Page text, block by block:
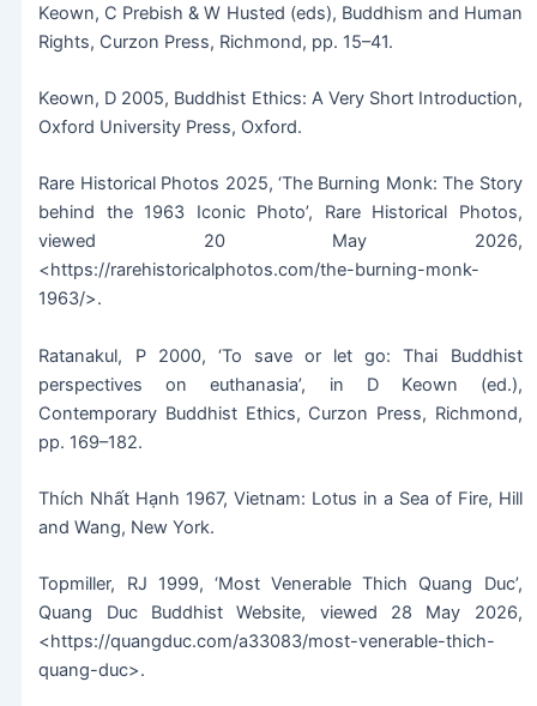
Keown, C Prebish & W Husted (eds), Buddhism and Human
Rights, Curzon Press, Richmond, pp. 15–41.
Keown, D 2005, Buddhist Ethics: A Very Short Introduction,
Oxford University Press, Oxford.
Rare Historical Photos 2025, ‘The Burning Monk: The Story
behind the 1963 Iconic Photo’, Rare Historical Photos,
viewed 20 May 2026,
<https://rarehistoricalphotos.com/the-burning-monk-
1963/>.
Ratanakul, P 2000, ‘To save or let go: Thai Buddhist
perspectives on euthanasia’, in D Keown (ed.),
Contemporary Buddhist Ethics, Curzon Press, Richmond,
pp. 169–182.
Thích Nhất Hạnh 1967, Vietnam: Lotus in a Sea of Fire, Hill
and Wang, New York.
Topmiller, RJ 1999, ‘Most Venerable Thich Quang Duc’,
Quang Duc Buddhist Website, viewed 28 May 2026,
<https://quangduc.com/a33083/most-venerable-thich-
quang-duc>.